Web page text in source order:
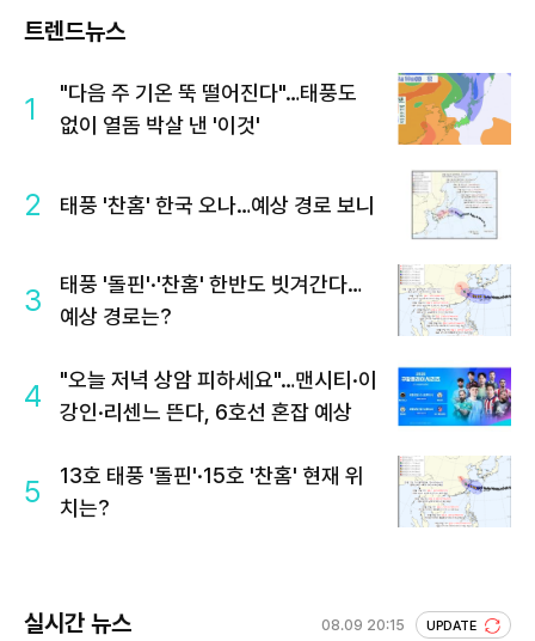
트렌드뉴스
1
"다음 주 기온 뚝 떨어진다"…태풍도
없이 열돔 박살 낸 '이것'
2 태풍 '찬홈' 한국 오나…예상 경로 보니
3
태풍 '돌핀'·'찬홈' 한반도 빗겨간다…
예상 경로는?
4
"오늘 저녁 상암 피하세요"…맨시티·이
강인·리센느 뜬다, 6호선 혼잡 예상
5
13호 태풍 '돌핀'·15호 '찬홈' 현재 위
치는?
실시간 뉴스 08.09 20:15 UPDATE